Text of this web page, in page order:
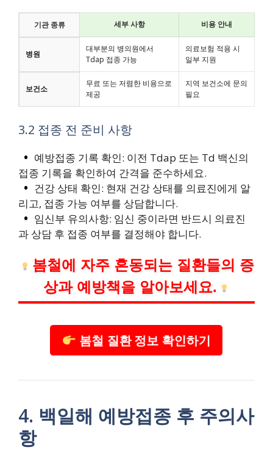
기관 종류 세부 사항 비용 안내
병원
대부분의 병의원에서
Tdap 접종 가능
의료보험 적용 시
일부 지원
보건소
무료 또는 저렴한 비용으로
제공
지역 보건소에 문의
필요
3.2 접종 전 준비 사항
예방접종 기록 확인: 이전 Tdap 또는 Td 백신의
접종 기록을 확인하여 간격을 준수하세요.
건강 상태 확인: 현재 건강 상태를 의료진에게 알
리고, 접종 가능 여부를 상담합니다.
임신부 유의사항: 임신 중이라면 반드시 의료진
과 상담 후 접종 여부를 결정해야 합니다.
봄철에 자주 혼동되는 질환들의 증
상과 예방책을 알아보세요.
봄철 질환 정보 확인하기
4. 백일해 예방접종 후 주의사
항